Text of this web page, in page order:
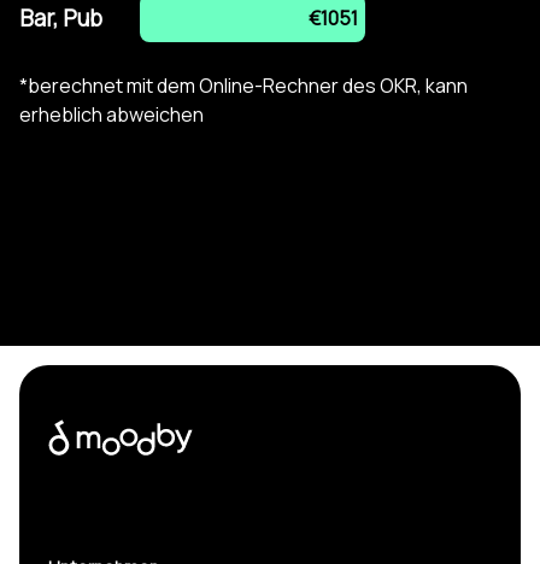
Bar, Pub €1051
*berechnet mit dem Online-Rechner des OKR, kann
erheblich abweichen